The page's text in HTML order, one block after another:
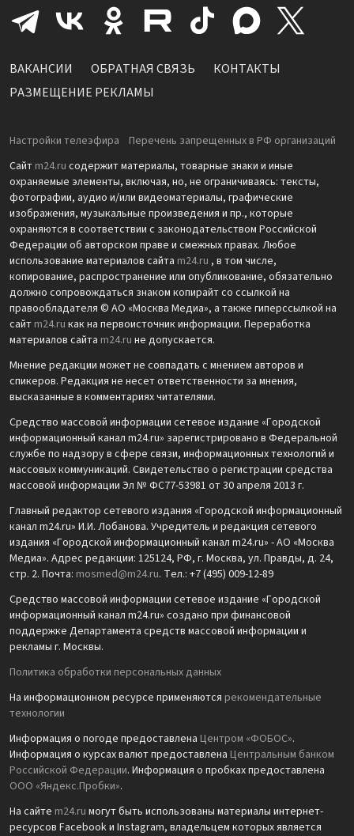
ВАКАНСИИ ОБРАТНАЯ СВЯЗЬ
КОНТАКТЫ
РАЗМЕЩЕНИЕ РЕКЛАМЫ
Настройки телеэфира
Перечень запрещенных в РФ организаций
Сайт m24.ru содержит материалы, товарные знаки и иные
охраняемые элементы, включая, но, не ограничиваясь: тексты,
фотографии, аудио и/или видеоматериалы, графические
изображения, музыкальные произведения и пр., которые
охраняются в соответствии с законодательством Российской
Федерации об авторском праве и смежных правах. Любое
использование материалов сайта m24.ru , в том числе,
копирование, распространение или опубликование, обязательно
должно сопровождаться знаком копирайт со ссылкой на
правообладателя © АО «Москва Медиа», а также гиперссылкой на
сайт m24.ru как на первоисточник информации. Переработка
материалов сайта m24.ru не допускается.
Мнение редакции может не совпадать с мнением авторов и
спикеров. Редакция не несет ответственности за мнения,
высказанные в комментариях читателями.
Средство массовой информации сетевое издание «Городской
информационный канал m24.ru» зарегистрировано в Федеральной
службе по надзору в сфере связи, информационных технологий и
массовых коммуникаций. Свидетельство о регистрации средства
массовой информации Эл № ФС77-53981 от 30 апреля 2013 г.
Главный редактор сетевого издания «Городской информационный
канал m24.ru» И.И. Лобанова. Учредитель и редакция сетевого
издания «Городской информационный канал m24.ru» - АО «Москва
Медиа». Адрес редакции: 125124, РФ, г. Москва, ул. Правды, д. 24,
стр. 2. Почта: mosmed@m24.ru. Тел.: +7 (495) 009-12-89
Средство массовой информации сетевое издание «Городской
информационный канал m24.ru» создано при финансовой
поддержке Департамента средств массовой информации и
рекламы г. Москвы.
Политика обработки персональных данных
На информационном ресурсе применяются рекомендательные
технологии
Информация о погоде предоставлена Центром «ФОБОС».
Информация о курсах валют предоставлена Центральным банком
Российской Федерации. Информация о пробках предоставлена
ООО «Яндекс.Пробки».
На сайте m24.ru могут быть использованы материалы интернет-
ресурсов Facebook и Instagram, владельцем которых является